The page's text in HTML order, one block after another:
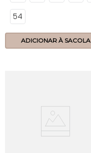
54
ADICIONAR À SACOLA